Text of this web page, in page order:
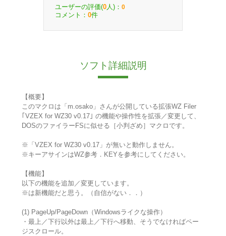
ユーザーの評価(0 人)： 0
コメント： 0件
ソフト詳細説明
【概要】
このマクロは「m.osako」さんが公開している拡張WZ Filer
｢VZEX for WZ30 v0.17｣ の機能や操作性を拡張／変更して、
DOSのファイラーFSに似せる［小判ざめ］マクロです。
※「VZEX for WZ30 v0.17」が無いと動作しません。
※キーアサインはWZ参考．KEYを参考にしてください。
【機能】
以下の機能を追加／変更しています。
※は新機能だと思う。（自信がない．．）
(1) PageUp/PageDown（Windowsライクな操作）
・最上／下行以外は最上／下行へ移動、そうでなければペー
ジスクロール。